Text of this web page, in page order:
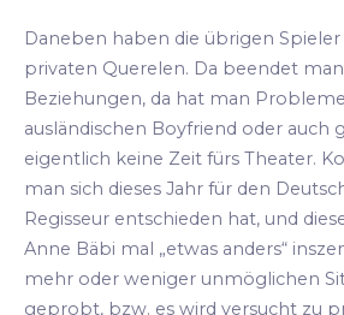
Daneben haben die übrigen
privaten Querelen. Da beendet
Beziehungen, da hat man
ausländischen Boyfriend oder auch
eigentlich keine Zeit fürs Theater.
man sich dieses Jahr für den
Regisseur entschieden hat, und
Anne Bäbi mal „etwas anders“
mehr oder weniger unmöglichen
geprobt, bzw. es wird versucht zu